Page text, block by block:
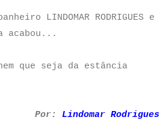
LINDOMAR RODRIGUES e
acabou...
que seja da estância
Por: Lindomar Rodrigues